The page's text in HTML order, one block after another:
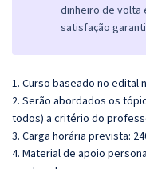
dinheiro de volta
satisfação
1. Curso baseado no edital
2. Serão abordados os
todos) a critério do
3. Carga horária prevista:
4. Material de apoio